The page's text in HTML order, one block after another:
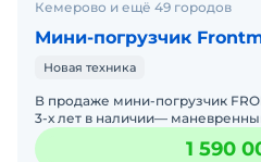
Кемерово и ещё 49 городов
Мини-погрузчик
Новая техника
В продаже мини-погрузчик
3-х лет в наличии—
выносливый. Идеальный
сложности на
1 590